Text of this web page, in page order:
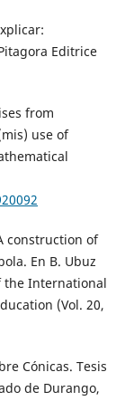
Editrice
from
use of
construction of
En B. Ubuz
the International
(Vol. 20,
Cónicas. Tesis
de Durango,